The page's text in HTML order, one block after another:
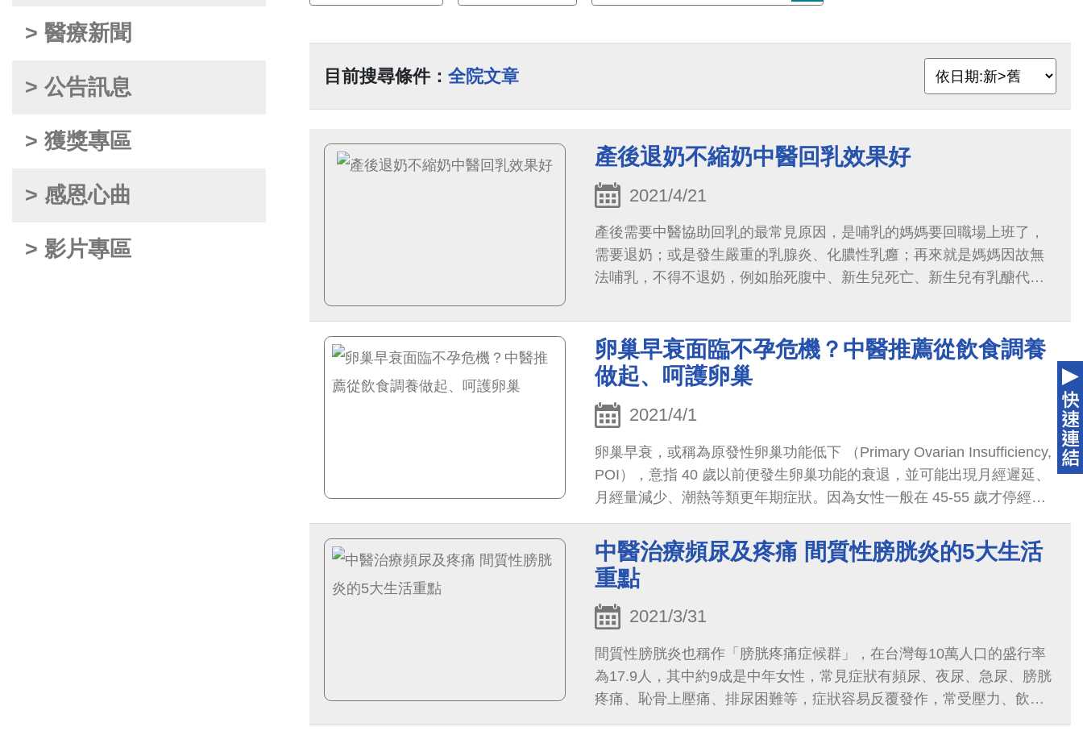
> 醫療新聞
> 公告訊息
> 獲獎專區
> 感恩心曲
> 影片專區
目前搜尋條件： 全院文章
產後退奶不縮奶中醫回乳效果好
2021/4/21
產後需要中醫協助回乳的最常見原因，是哺乳的媽媽要回職場上班了，
需要退奶；或是發生嚴重的乳腺炎、化膿性乳癰；再來就是媽媽因故無
法哺乳，不得不退奶，例如胎死腹中、新生兒死亡、新生兒有乳醣代謝
卵巢早衰面臨不孕危機？中醫推薦從飲食調養
做起、呵護卵巢
2021/4/1
卵巢早衰，或稱為原發性卵巢功能低下 （Primary Ovarian Insufficiency,
POI），意指 40 歲以前便發生卵巢功能的衰退，並可能出現月經遲延、
月經量減少、潮熱等類更年期症狀。因為女性一般在 45-55 歲才停經，
如果 40 歲以前便出現疑似更年期症狀，醫師通常會再依據...
中醫治療頻尿及疼痛 間質性膀胱炎的5大生活
重點
2021/3/31
間質性膀胱炎也稱作「膀胱疼痛症候群」，在台灣每10萬人口的盛行率
為17.9人，其中約9成是中年女性，常見症狀有頻尿、夜尿、急尿、膀胱
疼痛、恥骨上壓痛、排尿困難等，症狀容易反覆發作，常受壓力、飲
食、情緒、性行為、荷爾蒙波動等影響，使病友長期生活品質...